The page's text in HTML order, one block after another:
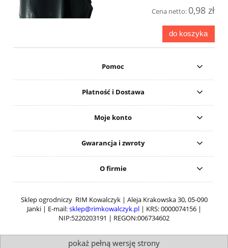
Cena netto: 0,98 zł
do koszyka
Pomoc
Płatność i Dostawa
Moje konto
Gwarancja i zwroty
O firmie
Sklep ogrodniczy RIM Kowalczyk | Aleja Krakowska 30, 05-090
Janki | E-mail:sklep@rimkowalczyk.pl| KRS: 0000074156 |
NIP:5220203191 | REGON:006734602
pokaż pełną wersję strony